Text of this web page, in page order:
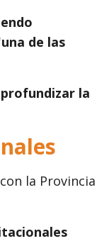
de las
la
la Provincia